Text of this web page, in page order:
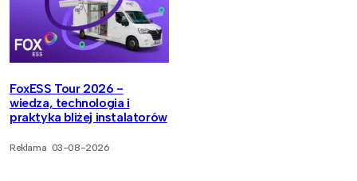
FoxESS Tour 2026 -
wiedza, technologia i
praktyka bliżej instalatorów
Reklama 03-08-2026